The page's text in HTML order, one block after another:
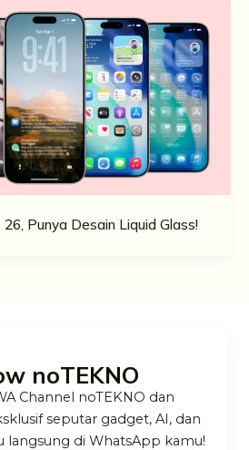
Punya Desain Liquid Glass!
noTEKNO
Channel noTEKNO dan
seputar gadget, AI, dan
di WhatsApp kamu!